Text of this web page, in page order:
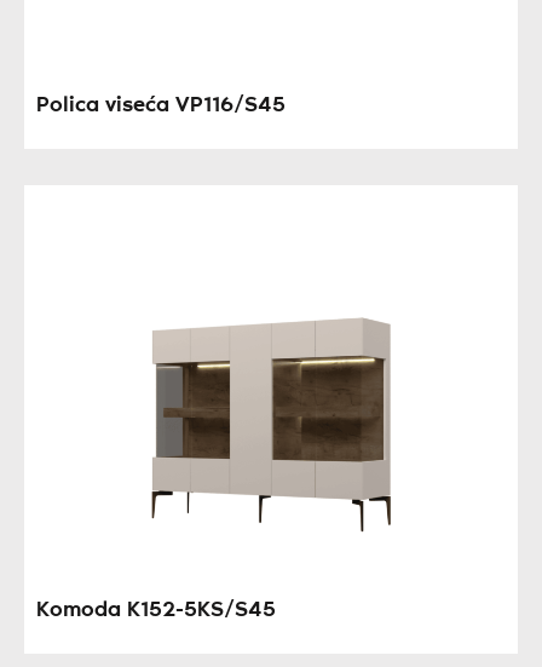
Polica viseća VP116/S45
Komoda K152-5KS/S45